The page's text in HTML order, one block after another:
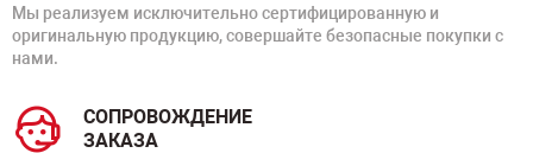
Мы реализуем исключительно сертифицированную и
оригинальную продукцию, совершайте безопасные покупки с
нами.
СОПРОВОЖДЕНИЕ
ЗАКАЗА